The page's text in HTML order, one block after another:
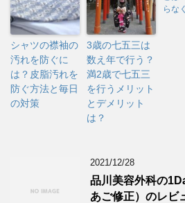
シャツの襟袖の
汚れを防ぐに
は？皮脂汚れを
防ぐ方法と毎日
の対策
3歳の七五三は
数え年で行う？
満2歳で七五三
を行うメリット
とデメリット
は？
らな
2021/12/28
品川美容外科の
あご修正）のレ